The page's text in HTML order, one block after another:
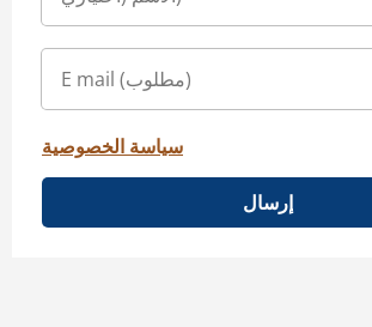
سياسة الخصوصية
إرسال